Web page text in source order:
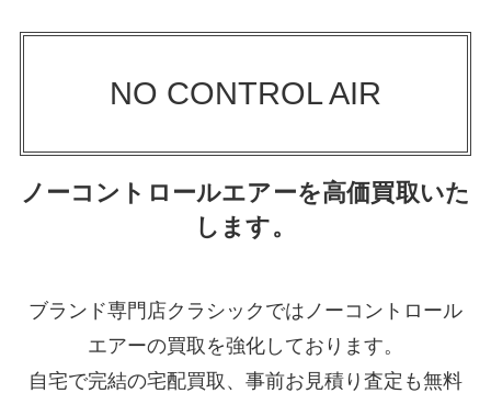
NO CONTROL AIR
ノーコントロールエアーを高価買取いた
します。
ブランド専門店クラシックではノーコントロール
エアーの買取を強化しております。
自宅で完結の宅配買取、事前お見積り査定も無料